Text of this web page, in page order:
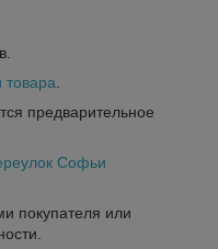
товара.
предварительное
Софьи
покупателя или